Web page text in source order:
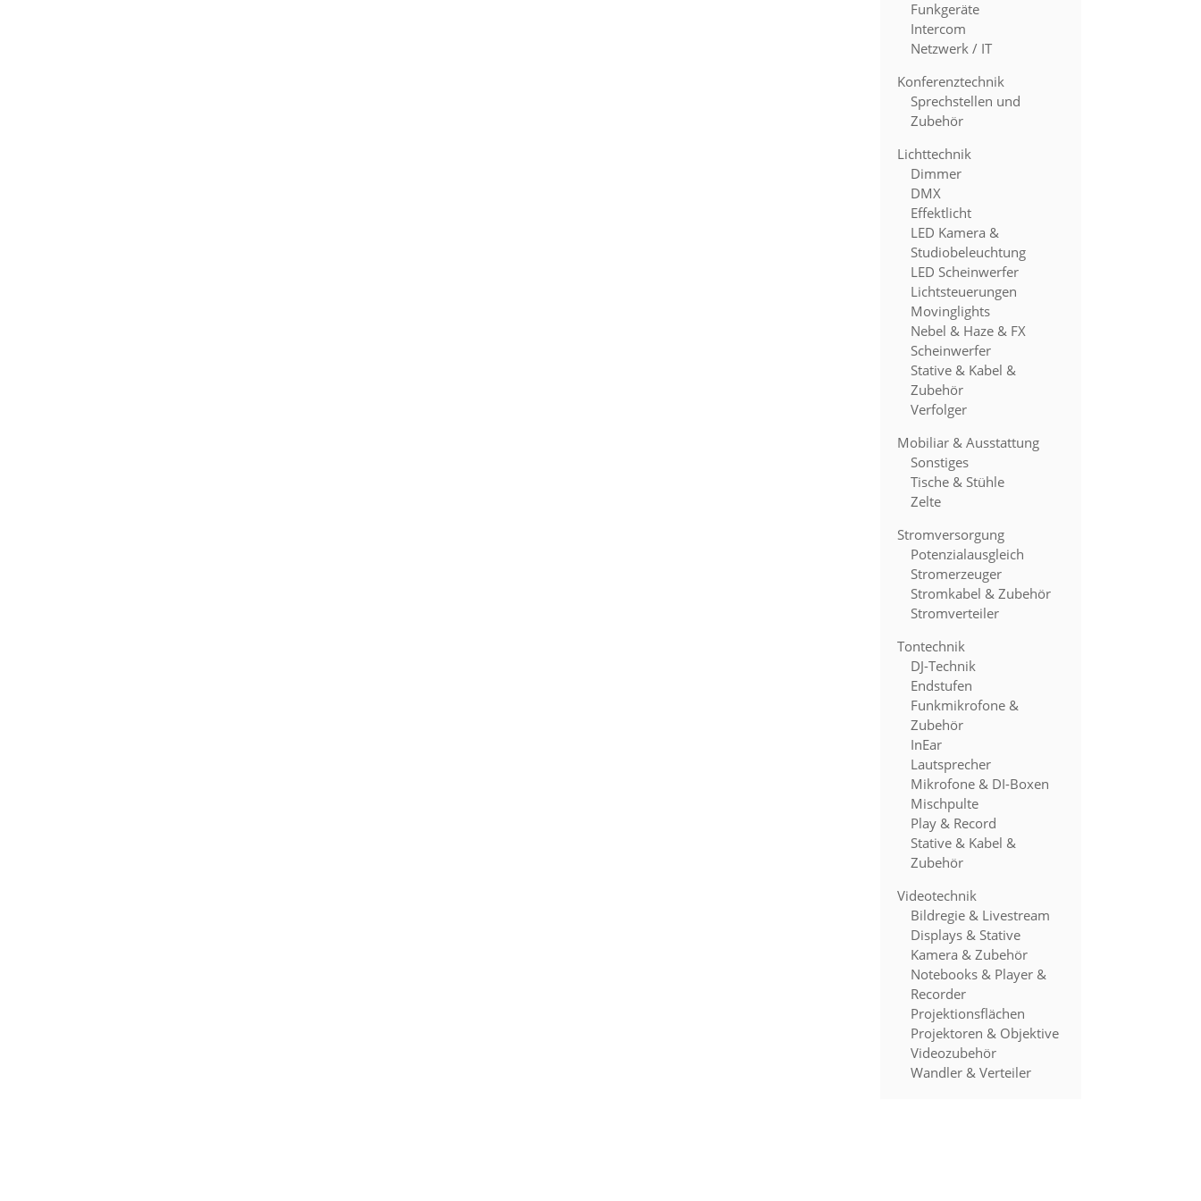
Funkgeräte
Intercom
Netzwerk / IT
Konferenztechnik
Sprechstellen und
Zubehör
Lichttechnik
Dimmer
DMX
Effektlicht
LED Kamera &
Studiobeleuchtung
LED Scheinwerfer
Lichtsteuerungen
Movinglights
Nebel & Haze & FX
Scheinwerfer
Stative & Kabel &
Zubehör
Verfolger
Mobiliar & Ausstattung
Sonstiges
Tische & Stühle
Zelte
Stromversorgung
Potenzialausgleich
Stromerzeuger
Stromkabel & Zubehör
Stromverteiler
Tontechnik
DJ-Technik
Endstufen
Funkmikrofone &
Zubehör
InEar
Lautsprecher
Mikrofone & DI-Boxen
Mischpulte
Play & Record
Stative & Kabel &
Zubehör
Videotechnik
Bildregie & Livestream
Displays & Stative
Kamera & Zubehör
Notebooks & Player &
Recorder
Projektionsflächen
Projektoren & Objektive
Videozubehör
Wandler & Verteiler